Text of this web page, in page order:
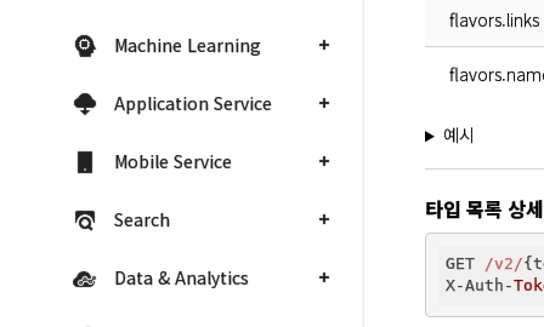
Machine Learning
Application Service
Mobile Service
Search
Data & Analytics
flavors.links
예시
타입 목록 상
GET /v2/
X-Auth-